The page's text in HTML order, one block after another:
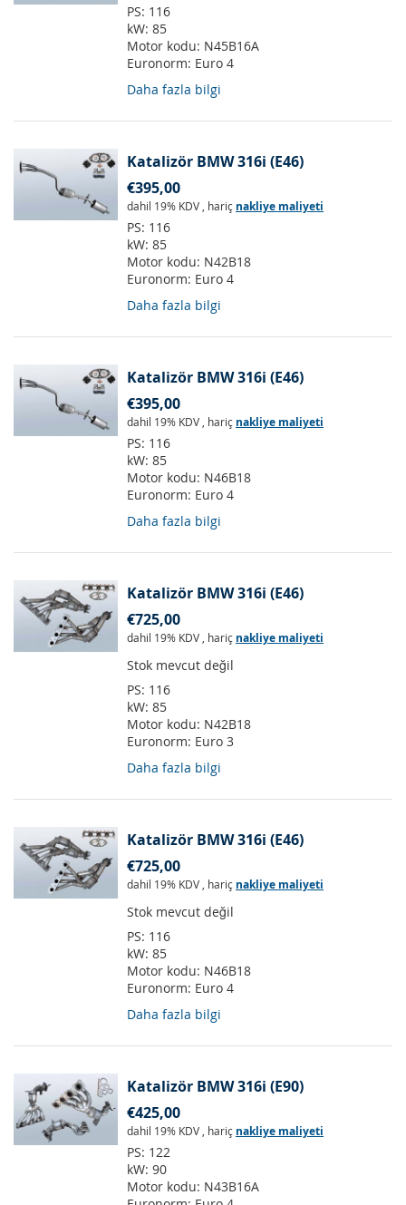
PS: 116
kW: 85
Motor kodu: N45B16A
Euronorm: Euro 4
Daha fazla bilgi
Katalizör BMW 316i (E46)
€395,00
dahil 19% KDV , hariç nakliye maliyeti
PS: 116
kW: 85
Motor kodu: N42B18
Euronorm: Euro 4
Daha fazla bilgi
Katalizör BMW 316i (E46)
€395,00
dahil 19% KDV , hariç nakliye maliyeti
PS: 116
kW: 85
Motor kodu: N46B18
Euronorm: Euro 4
Daha fazla bilgi
Katalizör BMW 316i (E46)
€725,00
dahil 19% KDV , hariç nakliye maliyeti
Stok mevcut değil
PS: 116
kW: 85
Motor kodu: N42B18
Euronorm: Euro 3
Daha fazla bilgi
Katalizör BMW 316i (E46)
€725,00
dahil 19% KDV , hariç nakliye maliyeti
Stok mevcut değil
PS: 116
kW: 85
Motor kodu: N46B18
Euronorm: Euro 4
Daha fazla bilgi
Katalizör BMW 316i (E90)
€425,00
dahil 19% KDV , hariç nakliye maliyeti
PS: 122
kW: 90
Motor kodu: N43B16A